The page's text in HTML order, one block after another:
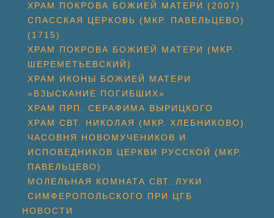
ХРАМ ПОКРОВА БОЖИЕЙ МАТЕРИ (2007)
СПАССКАЯ ЦЕРКОВЬ (МКР. ПАВЕЛЬЦЕВО)
(1715)
ХРАМ ПОКРОВА БОЖИЕЙ МАТЕРИ (МКР.
ШЕРЕМЕТЬЕВСКИЙ)
ХРАМ ИКОНЫ БОЖИЕЙ МАТЕРИ
«ВЗЫСКАНИЕ ПОГИБШИХ»
ХРАМ ПРП. СЕРАФИМА ВЫРИЦКОГО
ХРАМ СВТ. НИКОЛАЯ (МКР. ХЛЕБНИКОВО)
ЧАСОВНЯ НОВОМУЧЕНИКОВ И
ИСПОВЕДНИКОВ ЦЕРКВИ РУССКОЙ (МКР.
ПАВЕЛЬЦЕВО)
МОЛЕЛЬНАЯ КОМНАТА СВТ. ЛУКИ
СИМФЕРОПОЛЬСКОГО ПРИ ЦГБ
НОВОСТИ